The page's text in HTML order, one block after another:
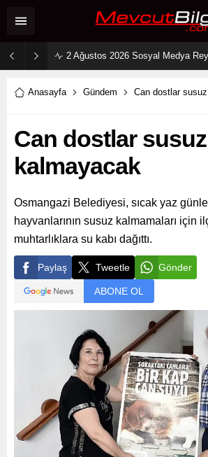
Anasayfa Gündem Can dostlar
Can dostlar susuz
kalmayacak
Osmangazi Belediyesi, sıcak yaz
hayvanlarının susuz kalmamaları için
muhtarlıklara su kabı dağıttı.
Paylaş Tweetle Gönder
ABONE OL